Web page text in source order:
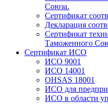
Союза.
Сертификат
Декларация
Сертификат
Таможенного
Сертификат ИСО
ИСО 9001
ИСО 14001
OHSAS 18001
ИСО для
ИСО в области